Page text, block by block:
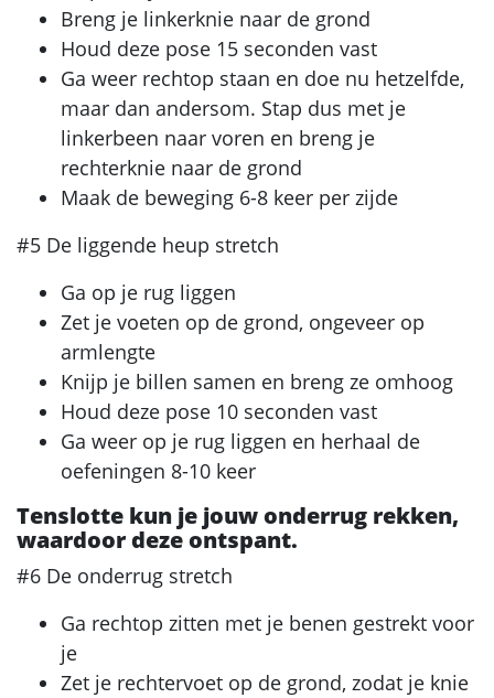
Breng je linkerknie naar de grond
Houd deze pose 15 seconden vast
Ga weer rechtop staan en doe nu hetzelfde,
maar dan andersom. Stap dus met je
linkerbeen naar voren en breng je
rechterknie naar de grond
Maak de beweging 6-8 keer per zijde
#5 De liggende heup stretch
Ga op je rug liggen
Zet je voeten op de grond, ongeveer op
armlengte
Knijp je billen samen en breng ze omhoog
Houd deze pose 10 seconden vast
Ga weer op je rug liggen en herhaal de
oefeningen 8-10 keer
Tenslotte kun je jouw onderrug rekken,
waardoor deze ontspant.
#6 De onderrug stretch
Ga rechtop zitten met je benen gestrekt voor
je
Zet je rechtervoet op de grond, zodat je knie